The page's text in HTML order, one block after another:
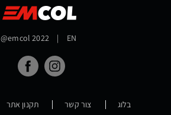
@emcol 2022 | EN
בלוג צור קשר תקנון אתר